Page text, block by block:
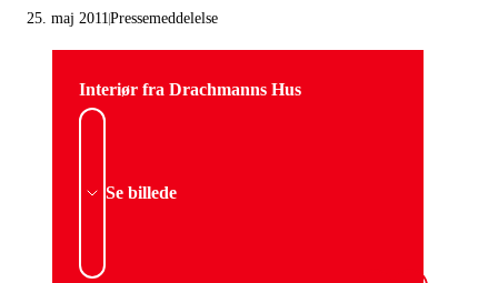
Pressemeddelelse
25. maj 2011
Interiør fra Drachmanns Hus
Se billede